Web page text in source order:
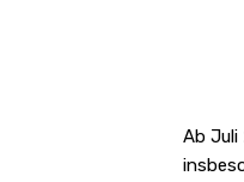
Ab Juli